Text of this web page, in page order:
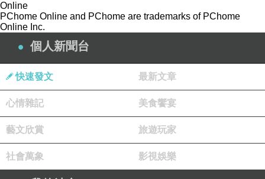
Online
PChome Online and PChome are trademarks of PChome
Online Inc.
個人新聞台
快速發文 最新文章
心情雜記 美食饗宴
藝文欣賞 旅遊玩家
社會萬象 影視娛樂